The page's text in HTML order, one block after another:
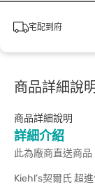
宅配到府
商品詳細說明
商品詳細說明
詳細介紹
此為廠商直送商
Kiehl’s契爾氏 超